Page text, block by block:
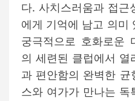
다. 사치스러움과 접
에게 기억에 남고 의미
궁극적으로 호화로운
의 세련된 클럽에서
과 편안함의 완벽한 균
스와 여가가 만나는 독